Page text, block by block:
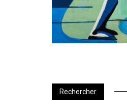
Rechercher